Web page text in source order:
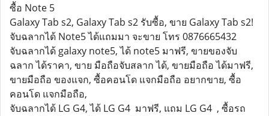
ซื้อ Note 5
Galaxy Tab s2, Galaxy Tab s2 รับซื้อ, ขาย Galaxy Tab s2!
จับฉลากได้ Note5 ได้แถมมา จะขาย โทร 0876665432
จับฉลากได้ galaxy note5, ได้ note5 มาฟรี, ขายของจับ
ฉลาก ได้ราคา, ขาย มือถือจับสลาก ได้, ขายมือถือ ได้มาฟรี,
ขายมือถือ ของแจก, ซื้อคอนโด แจกมือถือ อยากขาย, ซื้อ
คอนโด แจกมือถือ,
จับฉลากได้ LG G4, ได้ LG G4 มาฟรี, แถม LG G4 , ซื้อรถ